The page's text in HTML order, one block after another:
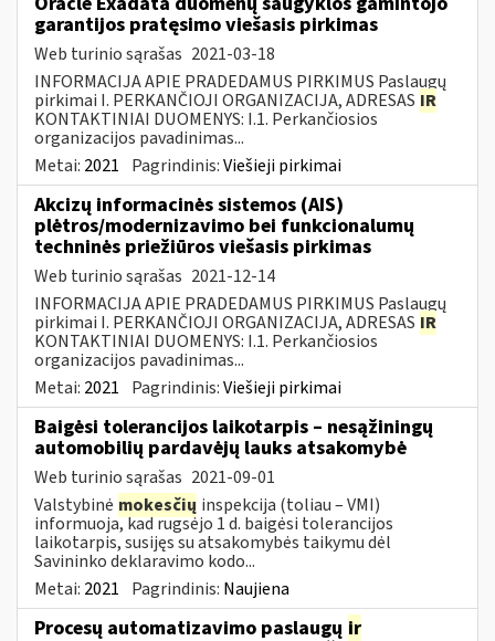
garantijos pratęsimo viešasis pirkimas
Web turinio sąrašas 2021-03-18
INFORMACIJA APIE PRADEDAMUS PIRKIMUS Paslaugų
pirkimai I. PERKANČIOJI ORGANIZACIJA, ADRESAS IR
KONTAKTINIAI DUOMENYS: I.1. Perkančiosios
organizacijos pavadinimas...
Metai: 2021 Pagrindinis:Viešieji pirkimai
Akcizų informacinės sistemos (AIS)
plėtros/modernizavimo bei funkcionalumų
techninės priežiūros viešasis pirkimas
Web turinio sąrašas 2021-12-14
INFORMACIJA APIE PRADEDAMUS PIRKIMUS Paslaugų
pirkimai I. PERKANČIOJI ORGANIZACIJA, ADRESAS IR
KONTAKTINIAI DUOMENYS: I.1. Perkančiosios
organizacijos pavadinimas...
Metai: 2021 Pagrindinis:Viešieji pirkimai
Baigėsi tolerancijos laikotarpis – nesąžiningų
automobilių pardavėjų lauks atsakomybė
Web turinio sąrašas 2021-09-01
Valstybinė mokesčių inspekcija (toliau – VMI)
informuoja, kad rugsėjo 1 d. baigėsi tolerancijos
laikotarpis, susijęs su atsakomybės taikymu dėl
Savininko deklaravimo kodo...
Metai: 2021 Pagrindinis: Naujiena
Procesų automatizavimo paslaugų ir